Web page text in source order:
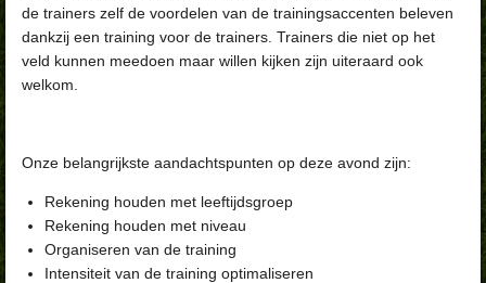
de trainers zelf de voordelen van de trainingsaccenten beleven
dankzij een training voor de trainers. Trainers die niet op het
veld kunnen meedoen maar willen kijken zijn uiteraard ook
welkom.
Onze belangrijkste aandachtspunten op deze avond zijn:
Rekening houden met leeftijdsgroep
Rekening houden met niveau
Organiseren van de training
Intensiteit van de training optimaliseren